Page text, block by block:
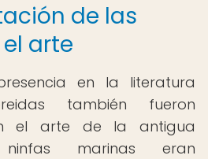
de las
arte
en la literatura
también fueron
el arte de la antigua
marinas eran